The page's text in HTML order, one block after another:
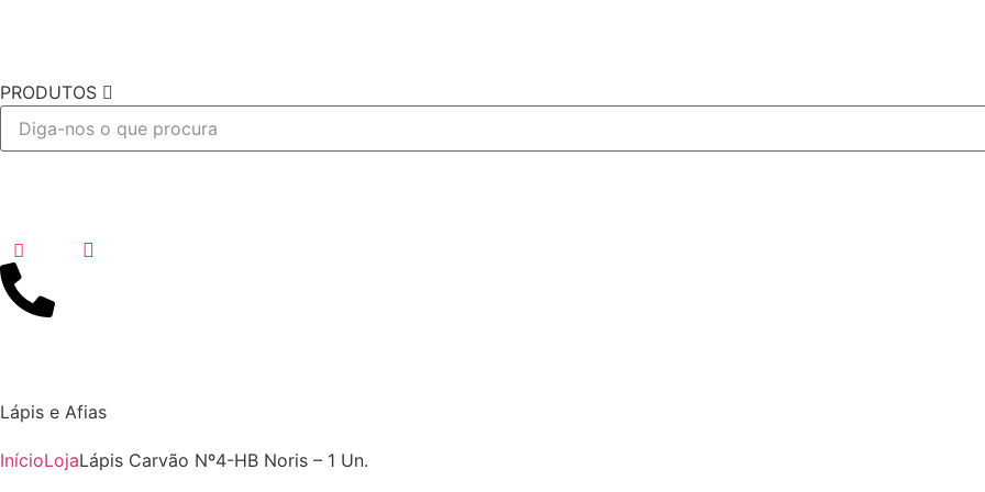
PRODUTOS
Lápis e Afias
InícioLojaLápis Carvão Nº4-HB Noris – 1 Un.